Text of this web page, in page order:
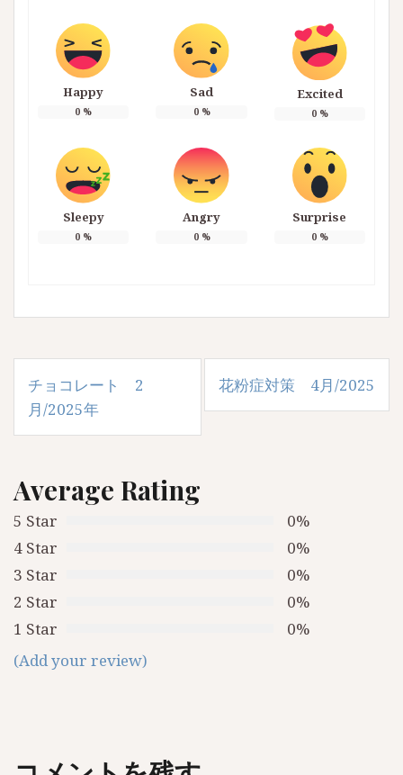
Happy
0 %
Sad
0%
Excited
0%
Sleepy
0 %
Angry
0%
Surprise
0%
投
稿
ナ
ゲ
ー
シ
ョ
ン
チョコレート 2
月/2025年
花粉症対策 4月/2025
Average Rating
5 Star
0%
4 Star
0%
3 Star
0%
2 Star
0%
1 Star
0%
(Add your review)